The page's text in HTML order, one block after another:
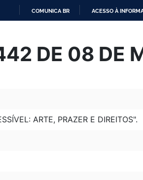
O
CONTEÚDO
COMUNICA BR ACESSO À
DE 08 DE
ARTE, PRAZER E DIREITOS".